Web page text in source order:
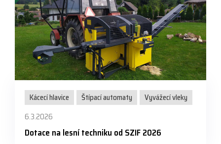
Kácecí hlavice Štípací automaty
Vyvážecí vleky
6.3.2026
Dotace na lesní techniku od SZIF 2026